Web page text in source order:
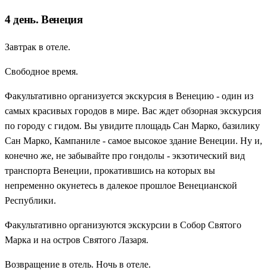
4 день. Венеция
Завтрак в отеле.
Свободное время.
Факультативно организуется экскурсия в Венецию - один из
самых красивых городов в мире. Вас ждет обзорная экскурсия
по городу с гидом. Вы увидите площадь Сан Марко, базилику
Сан Марко, Кампаниле - самое высокое здание Венеции. Ну и,
конечно же, не забывайте про гондолы - экзотический вид
транспорта Венеции, прокатившись на которых вы
непременно окунетесь в далекое прошлое Венецианской
Республики.
Факультативно организуются экскурсии в Собор Святого
Марка и на остров Святого Лазаря.
Возвращение в отель. Ночь в отеле.